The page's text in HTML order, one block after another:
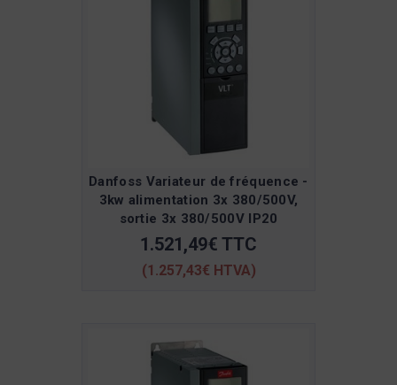
Danfoss Variateur de fréquence -
3kw alimentation 3x 380/500V,
sortie 3x 380/500V IP20
1.521,49€ TTC
(1.257,43€ HTVA)